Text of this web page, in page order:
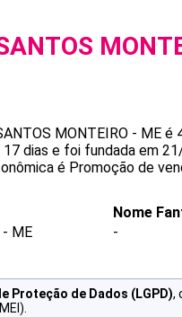
MONTEIRO - ME é
17 dias e foi fundada em
é Promoção de
- ME
Nome
-
Proteção de Dados (LGPD),